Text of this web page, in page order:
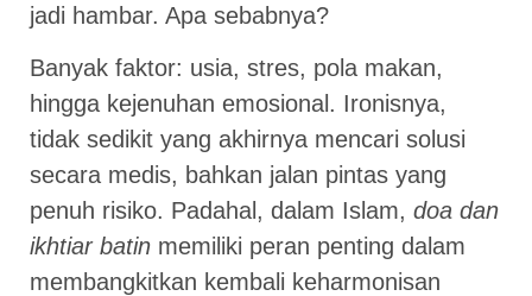
jadi hambar. Apa sebabnya?
Banyak faktor: usia, stres, pola makan,
hingga kejenuhan emosional. Ironisnya,
tidak sedikit yang akhirnya mencari solusi
secara medis, bahkan jalan pintas yang
penuh risiko. Padahal, dalam Islam, doa dan
ikhtiar batin memiliki peran penting dalam
membangkitkan kembali keharmonisan